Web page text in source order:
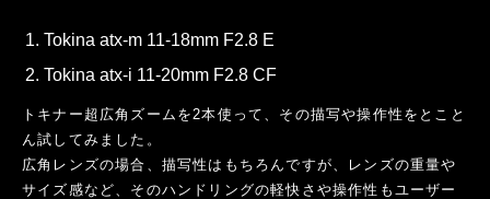
Tokina atx-m 11-18mm F2.8 E
Tokina atx-i 11-20mm F2.8 CF
トキナー超広角ズームを2本使って、その描写や操作性をとこと
ん試してみました。
広角レンズの場合、描写性はもちろんですが、レンズの重量や
サイズ感など、そのハンドリングの軽快さや操作性もユーザー